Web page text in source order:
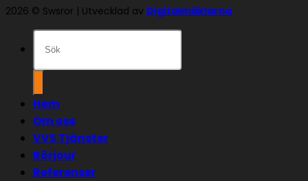
2026 © Swsror | Utvecklad av Digitalmäklarna
efter:
Hem
Om oss
VVS Tjänster
Rörjour
Referenser